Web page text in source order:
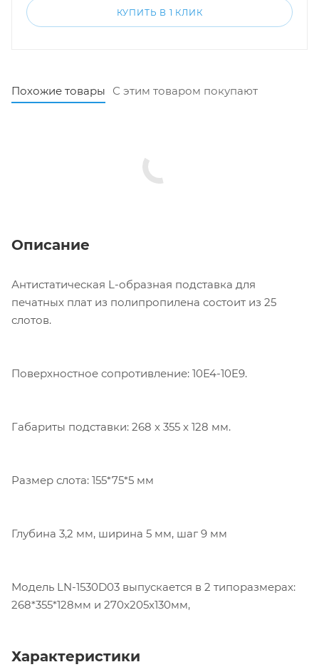
КУПИТЬ В 1 КЛИК
Похожие товары С этим товаром покупают
Описание
Антистатическая L-образная подставка для
печатных плат из полипропилена состоит из 25
слотов.
Поверхностное сопротивление: 10E4-10E9.
Габариты подставки: 268 x 355 x 128 мм.
Размер слота: 155*75*5 мм
Глубина 3,2 мм, ширина 5 мм, шаг 9 мм
Модель LN-1530D03 выпускается в 2 типоразмерах:
268*355*128мм и 270x205x130мм,
Характеристики